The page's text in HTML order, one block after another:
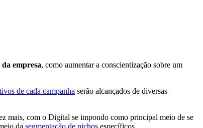
empresa, como aumentar a conscientização sobre um
de cada campanha serão alcançados de diversas
mais, com o Digital se impondo como principal meio de se
da segmentação de nichos específicos.